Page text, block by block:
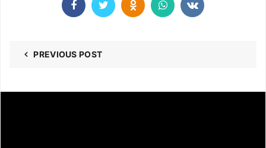
PREVIOUS POST